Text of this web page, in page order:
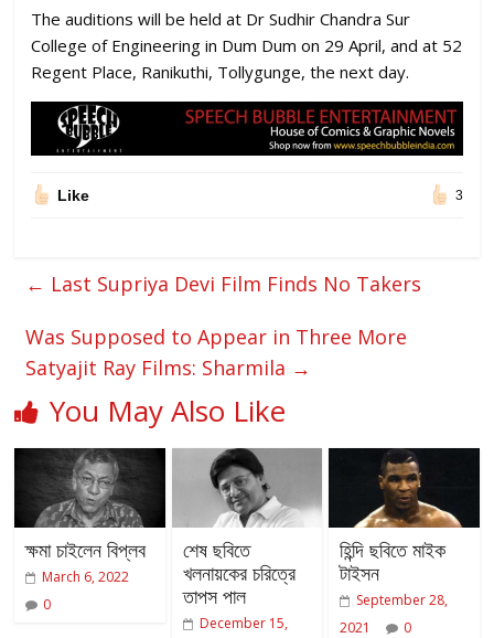
The auditions will be held at Dr Sudhir Chandra Sur
College of Engineering in Dum Dum on 29 April, and at 52
Regent Place, Ranikuthi, Tollygunge, the next day.
Like 3
← Last Supriya Devi Film Finds No Takers
Was Supposed to Appear in Three More
Satyajit Ray Films: Sharmila →
You May Also Like
ক্ষমা চাইলেন বিপ্লব
March 6, 2022
0
শেষ ছবিতে
খলনায়কের চরিত্রে
তাপস পাল
December 15,
হিন্দি ছবিতে মাইক
টাইসন
September 28,
2021
0